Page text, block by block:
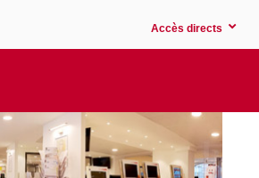
Accès directs